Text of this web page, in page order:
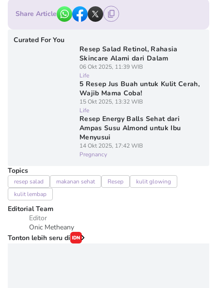
Share Article
Curated For You
Resep Salad Retinol, Rahasia
Skincare Alami dari Dalam
06 Okt 2025, 11:39 WIB
Life
5 Resep Jus Buah untuk Kulit Cerah,
Wajib Mama Coba!
15 Okt 2025, 13:32 WIB
Life
Resep Energy Balls Sehat dari
Ampas Susu Almond untuk Ibu
Menyusui
14 Okt 2025, 17:42 WIB
Pregnancy
Topics
resep salad makanan sehat Resep
kulit glowing
kulit lembap
Editorial Team
Editor
Onic Metheany
Tonton lebih seru di